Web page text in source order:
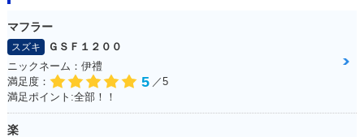
マフラー
スズキ
ＧＳＦ１２００
ニックネーム：伊禮
満足度：
5 ／5
満足ポイント:全部！！
楽